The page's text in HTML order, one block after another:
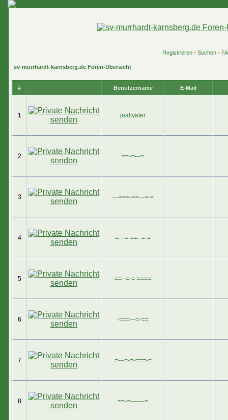
Registrieren• Suchen•
sv-murrhardt-karnsberg.de Foren-Übersicht
# Benutzername E-Mail
1 joaltvater
2 ==-=---=
3 ---===-==---=-=
4 =---=-==--=-=
5 -==--=-=-====-
6 -===---=-==
7 =---=-=-===-=
8 ==-=-------=